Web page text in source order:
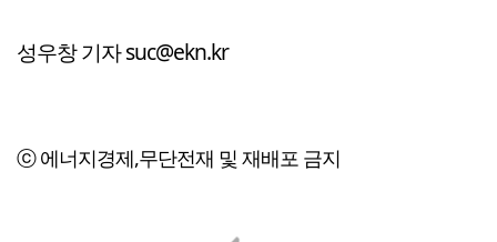
성우창 기자 suc@ekn.kr
ⓒ 에너지경제,무단전재 및 재배포 금지